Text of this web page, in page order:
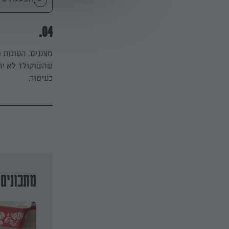
04.
מצננים.
שהשוקולד לא
כעיטור.